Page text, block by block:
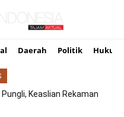
Daerah Politik Hukum
Keaslian Rekaman